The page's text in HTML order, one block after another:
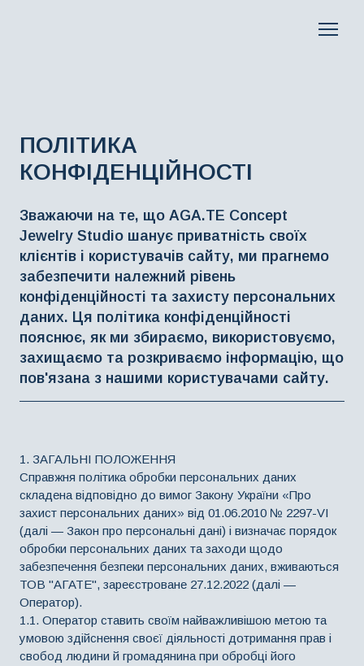
ПОЛІТИКА
КОНФІДЕНЦІЙНОСТІ
Зважаючи на те, що AGA.TE Concept
Jewelry Studio шанує приватність своїх
клієнтів і користувачів сайту, ми прагнемо
забезпечити належний рівень
конфіденційності та захисту персональних
даних. Ця політика конфіденційності
пояснює, як ми збираємо, використовуємо,
захищаємо та розкриваємо інформацію, що
пов'язана з нашими користувачами сайту.
1. ЗАГАЛЬНІ ПОЛОЖЕННЯ
Справжня політика обробки персональних даних
складена відповідно до вимог Закону України «Про
захист персональних даних» від 01.06.2010 № 2297-VI
(далі — Закон про персональні дані) і визначає порядок
обробки персональних даних та заходи щодо
забезпечення безпеки персональних даних, вживаються
ТОВ "АГАТЕ", зареєстроване 27.12.2022 (далі —
Оператор).
1.1. Оператор ставить своїм найважливішою метою та
умовою здійснення своєї діяльності дотримання прав і
свобод людини й громадянина при обробці його